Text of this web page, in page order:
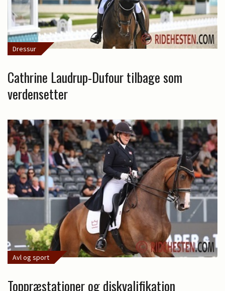
Dressur
Cathrine Laudrup-Dufour tilbage som
verdensetter
Avl og sport
Toppræstationer og diskvalifikation